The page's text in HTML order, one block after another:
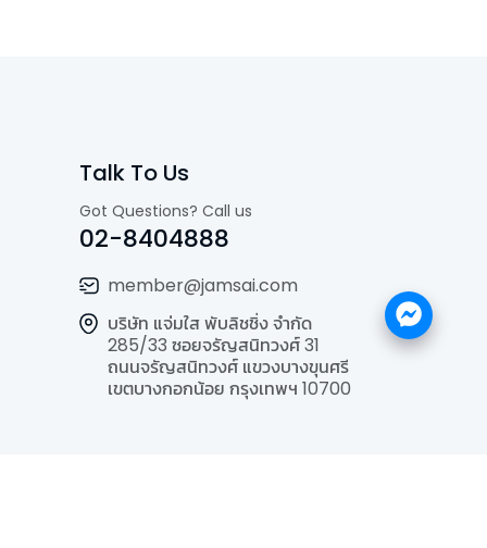
Talk To Us
Got Questions? Call us
02-8404888
member@jamsai.com
บริษัท แจ่มใส พับลิชชิ่ง จำกัด
285/33 ซอยจรัญสนิทวงศ์ 31
ถนนจรัญสนิทวงศ์ แขวงบางขุนศรี
เขตบางกอกน้อย กรุงเทพฯ 10700